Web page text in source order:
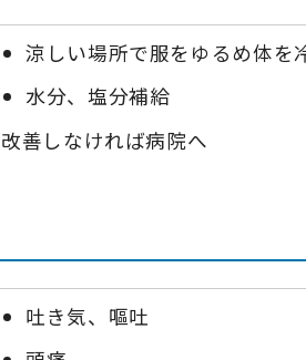
涼しい場所で服をゆるめ体を
水分、塩分補給
改善しなければ病院へ
吐き気、嘔吐